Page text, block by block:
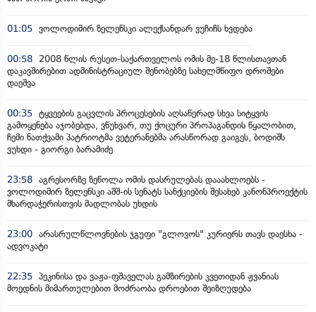
01:05 ვოლოდიმირ ზელენსკი ალექსანდარ ვუჩიჩს ხვდება
00:58
2008 წლის რუსეთ-საქართველოს ომის მე-18 წლისთავთან
დაკავშირებით ადმინისტრაციულ შენობებზე სახელმწიფო დროშები
დაეშვა
00:35 ტყვეების გაცვლის პროცესების აღსაწერად სხვა სიტყვის
გამოყენება აჯობებდა, ვწუხვარ, თუ ქოცური პროპაგანდის წყალობით,
ჩემი ნათქვამი პატრიოტმა ვეტერანებმა არასწორად გაიგეს, ბოდიშს
ვუხდი - გიორგი ბარამიძე
23:58 აგრესორზე ზეწოლა ომის დასრულებას დააახლოებს -
ვოლოდიმირ ზელენსკი აშშ-ის სენატს სანქციების შესახებ კანონპროექტის
მხარდაჭერისთვის მადლობას უხდის
23:00 არასრულწლოვნების ჯგუფი "გლოვოს" კურიერს თავს დაესხა -
ადვოკატი
22:35 პეკინისა და ვაჟა-ფშაველას გამზირების კვეთიდან ჟვანიას
მოედნის მიმართულებით მოძრაობა დროებით შეიზღუდება